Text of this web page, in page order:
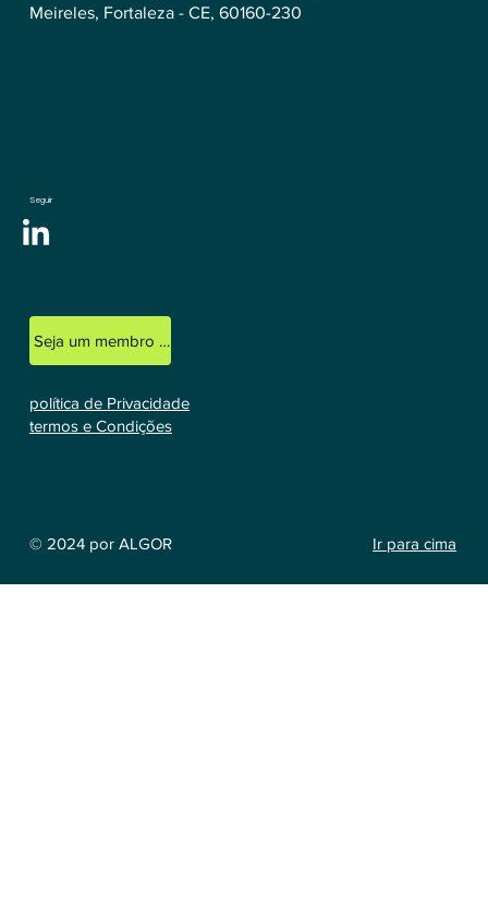
Meireles, Fortaleza - CE, 60160-230
Seguir
Seja um membro licenciado
política de Privacidade
termos e Condições
© 2024 por ALGOR Ir para cima